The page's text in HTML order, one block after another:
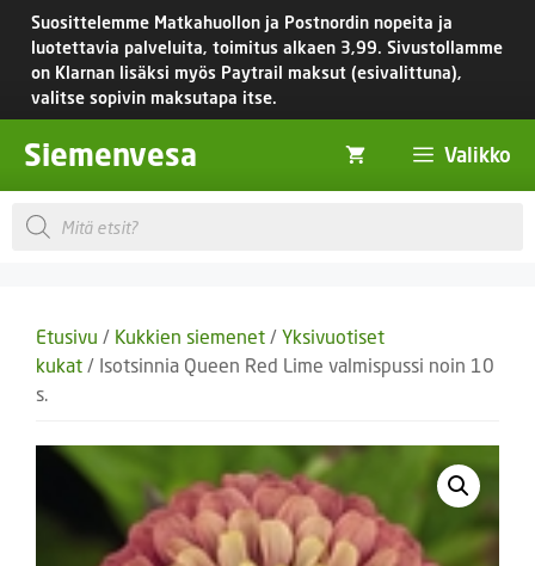
Siirry
sisältöön
Suosittelemme Matkahuollon ja Postnordin nopeita ja
luotettavia palveluita, toimitus alkaen 3,99. Sivustollamme
on Klarnan lisäksi myös Paytrail maksut (esivalittuna),
valitse sopivin maksutapa itse.
Siemenvesa Valikko
Products
search
Etusivu / Kukkien siemenet / Yksivuotiset
kukat / Isotsinnia Queen Red Lime valmispussi noin 10
s.